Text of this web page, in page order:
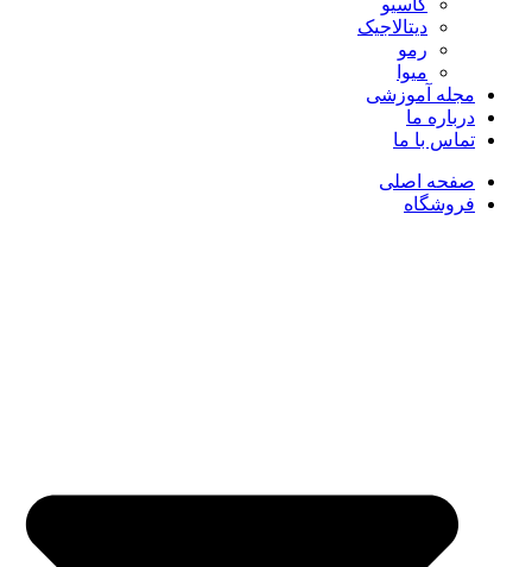
کاسیو
دیتالاجیک
رمو
میوا
مجله آموزشی
درباره ما
تماس با ما
صفحه اصلی
فروشگاه